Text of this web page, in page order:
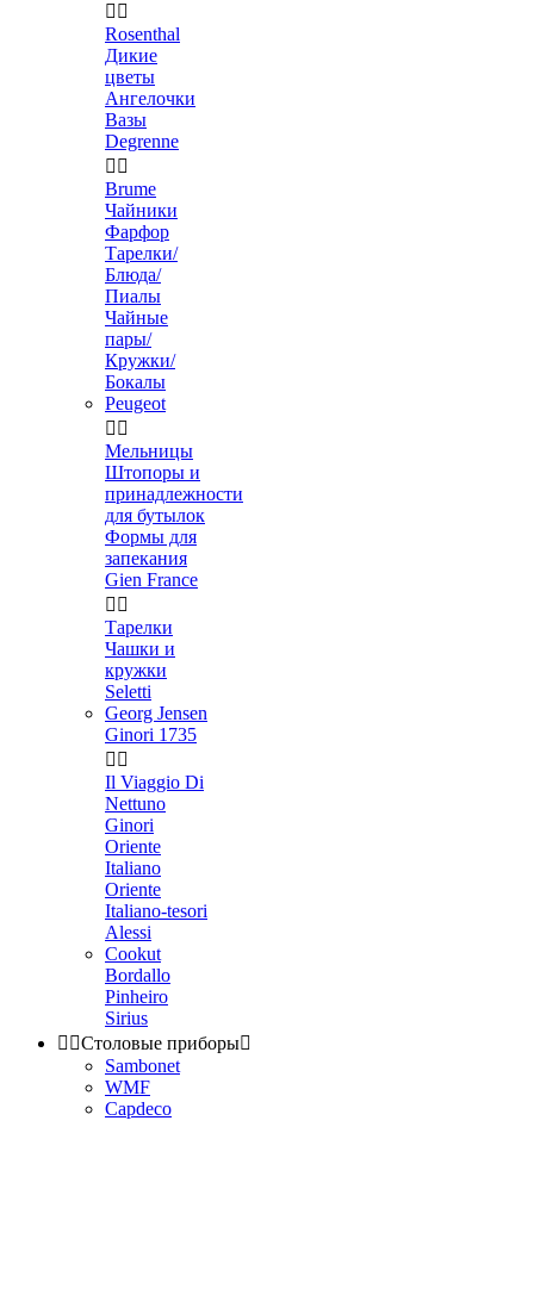
 
Rosenthal
Дикие
цветы
Ангелочки
Вазы
Degrenne
 
Brume
Чайники
Фарфор
Тарелки/
Блюда/
Пиалы
Чайные
пары/
Кружки/
Бокалы
Peugeot
 
Мельницы
Штопоры и
принадлежности
для бутылок
Формы для
запекания
Gien France
 
Тарелки
Чашки и
кружки
Seletti
Georg Jensen
Ginori 1735
 
Il Viaggio Di
Nettuno
Ginori
Oriente
Italiano
Oriente
Italiano-tesori
Alessi
Cookut
Bordallo
Pinheiro
Sirius
 Столовые приборы
Sambonet
WMF
Capdeco